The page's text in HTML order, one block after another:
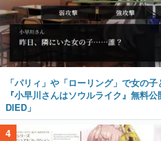
「パリィ」や「ローリング」で女の
『小早川さんはソウルライク』無料
DIED」
4